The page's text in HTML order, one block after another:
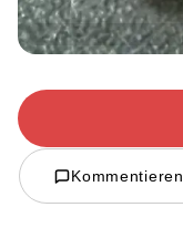
Kommentieren